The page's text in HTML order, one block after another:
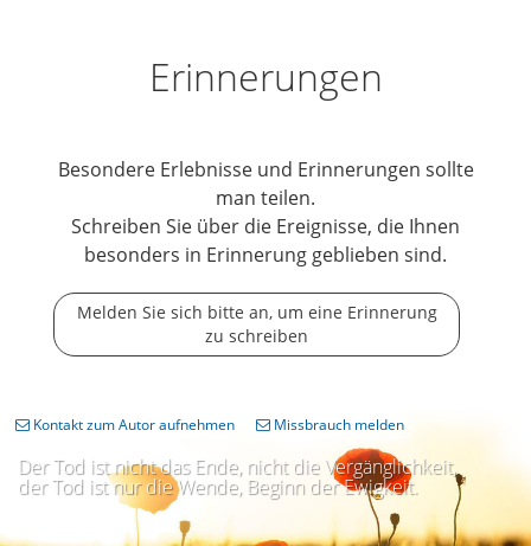
Erinnerungen
Besondere Erlebnisse und Erinnerungen sollte
man teilen.
Schreiben Sie über die Ereignisse, die Ihnen
besonders in Erinnerung geblieben sind.
Melden Sie sich bitte an, um eine Erinnerung
zu schreiben
Der Tod ist nicht das Ende, nicht die Vergänglichkeit,
der Tod ist nur die Wende, Beginn der Ewigkeit.
Kontakt zum Autor aufnehmen Missbrauch melden